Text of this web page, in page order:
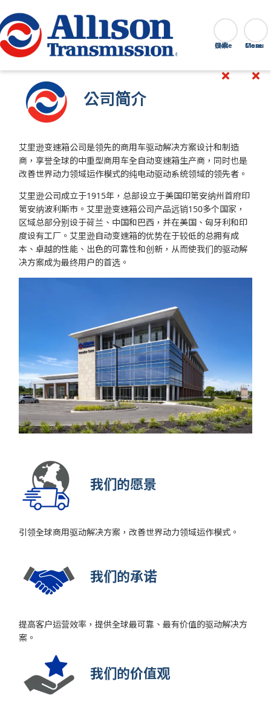
Go Home 搜索
Close
公司简介
艾里逊变速箱公司是领先的商用车驱动解决方案设计和制造
商，享誉全球的中重型商用车全自动变速箱生产商，同时也是
改善世界动力领域运作模式的纯电动驱动系统领域的领先者。
艾里逊公司成立于1915年，总部设立于美国印第安纳州首府印
第安纳波利斯市。艾里逊变速箱公司产品远销150多个国家，
区域总部分别设于荷兰、中国和巴西，并在美国、匈牙利和印
度设有工厂。艾里逊自动变速箱的优势在于较低的总拥有成
本、卓越的性能、出色的可靠性和创新，从而使我们的驱动解
决方案成为最终用户的首选。
我们的愿景
引领全球商用驱动解决方案，改善世界动力领域运作模式 。
我们的承诺
提高客户运营效率，提供全球最可靠、最有价值的驱动解决方
案。
我们的价值观